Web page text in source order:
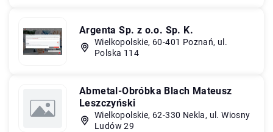
Argenta Sp. z o.o. Sp. K.
Wielkopolskie, 60-401 Poznań, ul.
Polska 114
Abmetal-Obróbka Blach Mateusz
Leszczyński
Wielkopolskie, 62-330 Nekla, ul. Wiosny
Ludów 29